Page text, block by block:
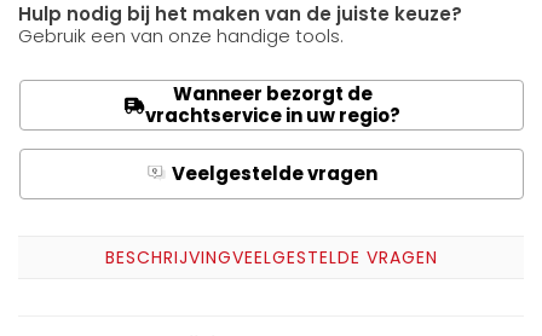
Hulp nodig bij het maken van de juiste keuze?
Gebruik een van onze handige tools.
Wanneer bezorgt de
vrachtservice in uw regio?
Q Veelgestelde vragen
BESCHRIJVINGVEELGESTELDE VRAGEN